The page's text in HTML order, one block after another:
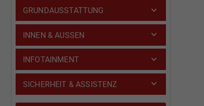
GRUNDAUSSTATTUNG
INNEN & AUSSEN
INFOTAINMENT
SICHERHEIT & ASSISTENZ